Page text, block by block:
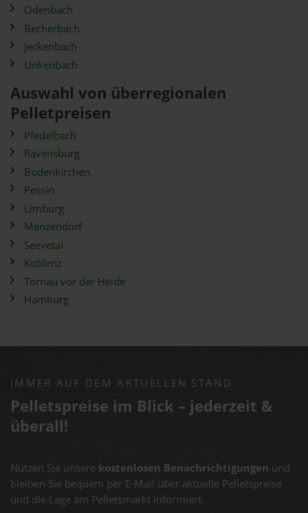
Odenbach
Becherbach
Jeckenbach
Unkenbach
Auswahl von überregionalen
Pelletpreisen
Pfedelbach
Ravensburg
Bodenkirchen
Pessin
Limburg
Menzendorf
Seevetal
Koblenz
Tornau vor der Heide
Hamburg
IMMER AUF DEM AKTUELLEN STAND
Pelletspreise im Blick – jederzeit &
überall!
Nutzen Sie unsere kostenlosen Benachrichtigungen und
bleiben Sie bequem per E-Mail über aktuelle Pelletspreise
und die Lage am Pelletsmarkt informiert.